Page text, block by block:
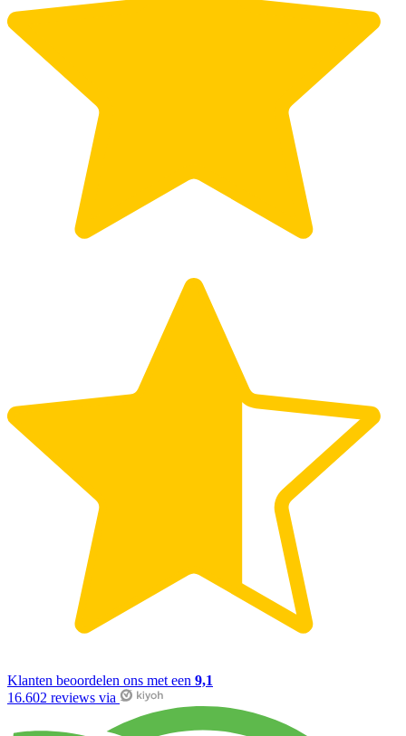
Klanten beoordelen ons met een 9,1
16.602 reviews via